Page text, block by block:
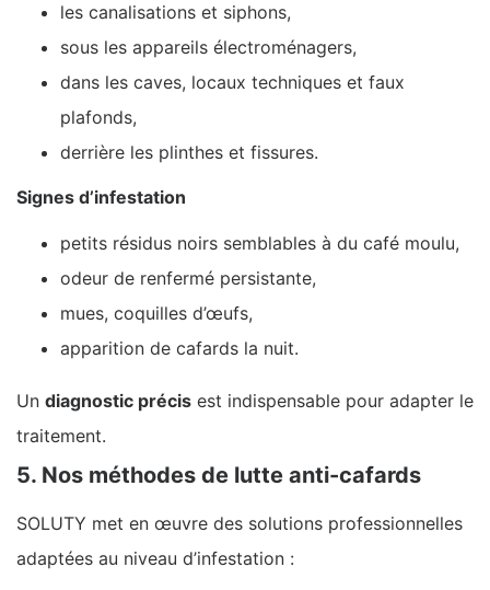
les canalisations et siphons,
sous les appareils électroménagers,
dans les caves, locaux techniques et faux
plafonds,
derrière les plinthes et fissures.
Signes d’infestation
petits résidus noirs semblables à du café moulu,
odeur de renfermé persistante,
mues, coquilles d’œufs,
apparition de cafards la nuit.
Un diagnostic précis est indispensable pour adapter le
traitement.
5. Nos méthodes de lutte anti-cafards
SOLUTY met en œuvre des solutions professionnelles
adaptées au niveau d’infestation :